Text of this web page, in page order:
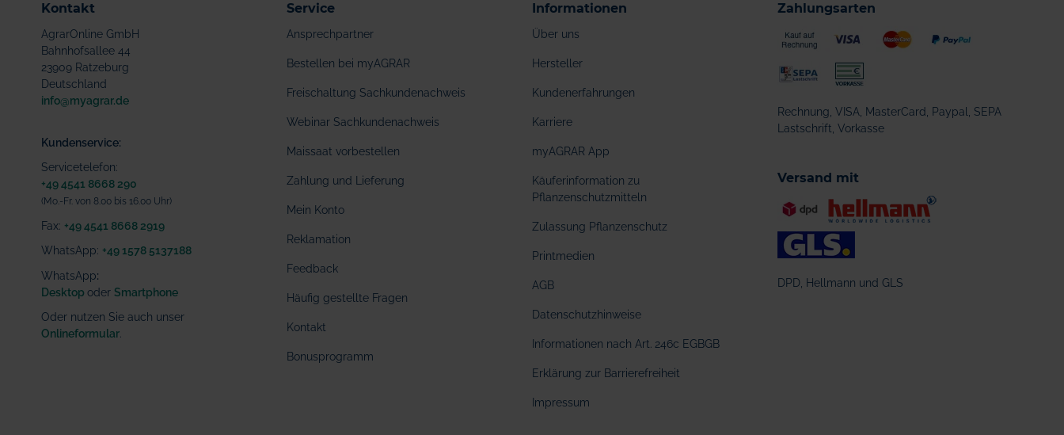
Kontakt
AgrarOnline GmbH
Bahnhofsallee 44
23909 Ratzeburg
Deutschland
info@myagrar.de
Kundenservice:
Servicetelefon:
+49 4541 8668 290
(Mo.-Fr. von 8.00 bis 16.00 Uhr)
Fax: +49 4541 8668 2919
WhatsApp: +49 1578 5137188
WhatsApp:
Desktop oder Smartphone
Oder nutzen Sie auch unser
Onlineformular
Service
Ansprechpartner
Bestellen bei myAGRAR
Freischaltung Sachkundenachweis
Webinar Sachkundenachweis
Maissaat vorbestellen
Zahlung und Lieferung
Mein Konto
Reklamation
Feedback
Häufig gestellte Fragen
Kontakt
Bonusprogramm
Informationen
Über uns
Hersteller
Kundenerfahrungen
Karriere
myAGRAR App
Käuferinformation zu
Pflanzenschutzmitteln
Zulassung Pflanzenschutz
Printmedien
AGB
Datenschutzhinweise
Informationen nach Art. 246c EGBGB
Erklärung zur Barrierefreiheit
Impressum
Zahlungsarten
Rechnung, VISA, MasterCard, Paypal, SEPA
Lastschrift, Vorkasse
Versand mit
DPD, Hellmann und GLS